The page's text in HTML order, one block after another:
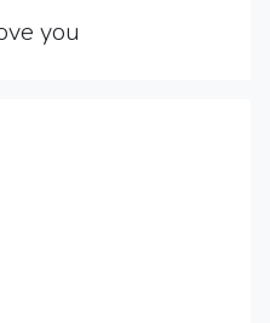
you